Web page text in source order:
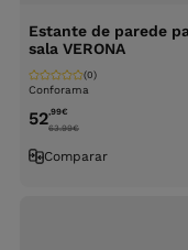
Estante de parede
sala VERONA
Conforama
(0)
52,99€
63.99€
Comparar